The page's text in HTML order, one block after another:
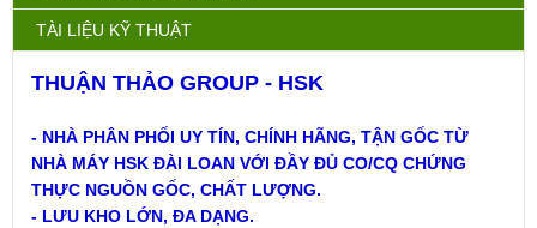
TÀI LIỆU KỸ THUẬT
THUẬN THẢO GROUP - HSK
- NHÀ PHÂN PHỐI UY TÍN, CHÍNH HÃNG, TẬN GỐC TỪ
NHÀ MÁY HSK ĐÀI LOAN VỚI ĐẦY ĐỦ CO/CQ CHỨNG
THỰC NGUỒN GỐC, CHẤT LƯỢNG.
- LƯU KHO LỚN, ĐA DẠNG.